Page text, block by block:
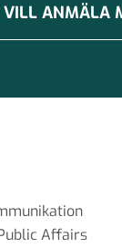
VILL ANMÄLA
Affairs